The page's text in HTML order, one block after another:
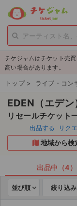
person_add 新規会員登
チケットを探す
新着チケット
値下げしたチケット
都道府県からチケッ
もうすぐ開催のチケッ
チケットのリクエスト
取扱チケット
チケジャムはチケット売
高い場合があります。
トップ > ライブ・コン
EDEN（エデン
リセールチケット
出品する リク
地域から検
出品中（4）
並び順 絞り込み